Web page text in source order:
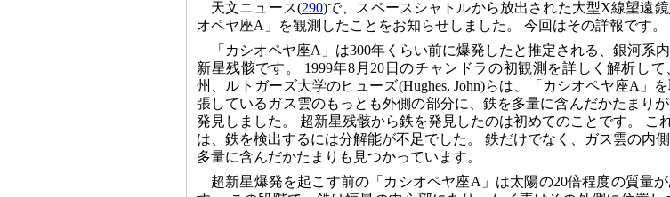
天文ニュース(290)で、スペースシャトルから放出された大型X線望遠鏡
オペヤ座A」を観測したことをお知らせしました。 今回はその詳報です。
「カシオペヤ座A」は300年くらい前に爆発したと推定される、銀河系
新星残骸です。 1999年8月20日のチャンドラの初観測を詳しく解析し
州、ルトガーズ大学のヒューズ(Hughes, John)らは、「カシオペヤ座A」
張しているガス雲のもっとも外側の部分に、鉄を多量に含んだかたまり
発見しました。 超新星残骸から鉄を発見したのは初めてのことです。 こ
は、鉄を検出するには分解能が不足でした。 鉄だけでなく、ガス雲の内
多量に含んだかたまりも見つかっています。
超新星爆発を起こす前の「カシオペヤ座A」は太陽の20倍程度の質量